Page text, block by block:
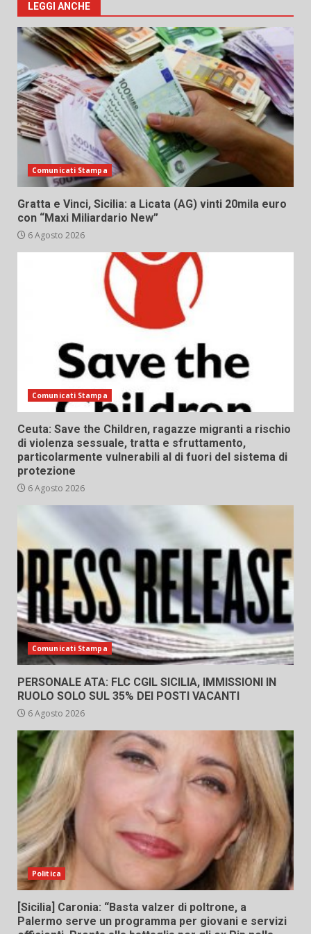
LEGGI ANCHE
Comunicati Stampa
Gratta e Vinci, Sicilia: a Licata (AG) vinti 20mila euro
con “Maxi Miliardario New”
6 Agosto 2026
Comunicati Stampa
Ceuta: Save the Children, ragazze migranti a rischio
di violenza sessuale, tratta e sfruttamento,
particolarmente vulnerabili al di fuori del sistema di
protezione
6 Agosto 2026
Comunicati Stampa
PERSONALE ATA: FLC CGIL SICILIA, IMMISSIONI IN
RUOLO SOLO SUL 35% DEI POSTI VACANTI
6 Agosto 2026
Politica
[Sicilia] Caronia: “Basta valzer di poltrone, a
Palermo serve un programma per giovani e servizi